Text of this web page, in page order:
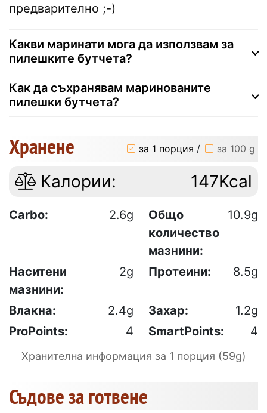
предварително ;-)
Какви маринати мога да използвам за
пилешките бутчета?
Как да съхранявам маринованите
пилешки бутчета?
Хранене за 1 порция / за 100 g
Калории: 147Kcal
Carbo: 2.6g
Общо
количество
мазнини:
10.9g
Наситени
мазнини:
2g Протеини: 8.5g
Влакна: 2.4g Захар:
1.2g
ProPoints:
4 SmartPoints: 4
Хранителна информация за 1 порция (59g)
Съдове за готвене